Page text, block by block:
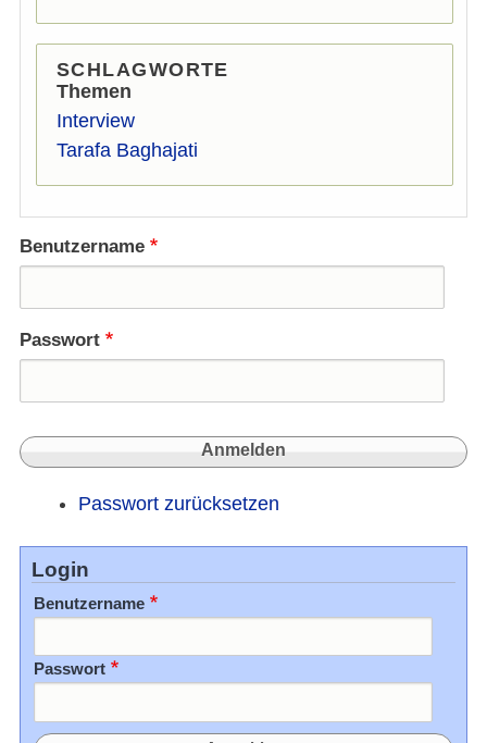
SCHLAGWORTE
Themen
Interview
Tarafa Baghajati
Benutzername
Passwort
Passwort zurücksetzen
Login
Benutzername
Passwort